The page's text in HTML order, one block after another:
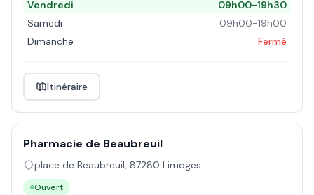
Vendredi
09h00-19h30
Samedi
09h00-19h00
Dimanche
Fermé
Itinéraire
Pharmacie de Beaubreuil
place de Beaubreuil, 87280 Limoges
Ouvert